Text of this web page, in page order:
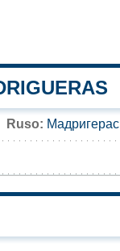
Ruso: Мадригерас